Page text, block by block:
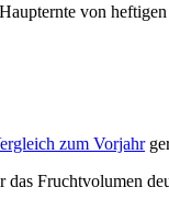
von
zum Vorjahr
das Fruchtvolumen